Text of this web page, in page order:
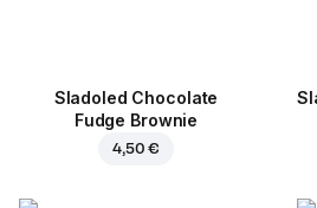
Sladoled Chocolate
Fudge Brownie
4,50 €